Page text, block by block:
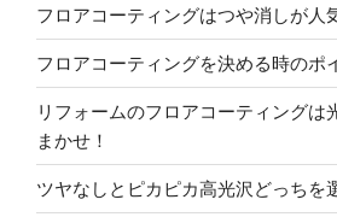
フロアコーティングはつや消しが人
フロアコーティングを決める時のポ
リフォームのフロアコーティングは
まかせ！
ツヤなしとピカピカ高光沢どっちを